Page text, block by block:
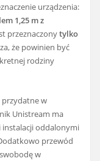
urządzenia:
1,25 m z
przeznaczonytylko
że powinien być
rodziny
przydatne w
Unistream ma
instalacji oddalonymi
przewód
w